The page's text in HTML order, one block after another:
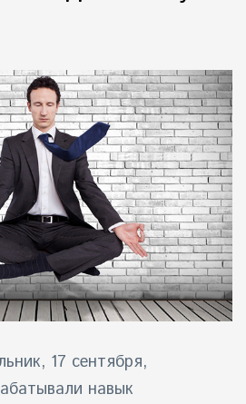
17 сентября,
навык